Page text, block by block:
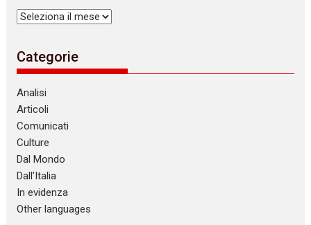
Archivi
Categorie
Analisi
Articoli
Comunicati
Culture
Dal Mondo
Dall’Italia
In evidenza
Other languages